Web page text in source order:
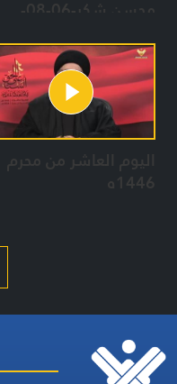
اليوم العاشر من محرم
1446ه